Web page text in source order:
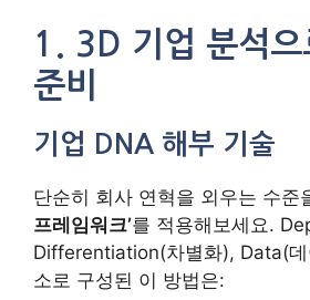
1. 3D 기업 분석으
준비
기업 DNA 해부 기술
단순히 회사 연혁을 외우는 수준
프레임워크’를 적용해보세요.
Differentiation(차별화), Data(
소로 구성된 이 방법은: